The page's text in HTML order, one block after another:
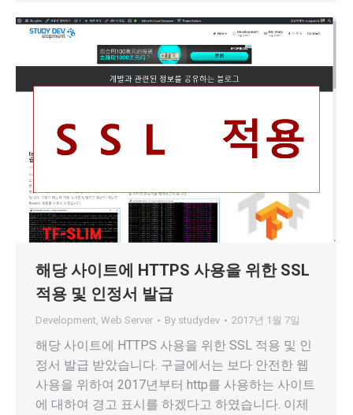
해당 사이트에 HTTPS 사용을 위한 SSL
적용 및 인정서 발급
Development Web Server By studydev 2017년 1월 7일
해당 사이트에 HTTPS 사용을 위한 SSL 적용 및 인
정서 발급 받았습니다. 구글에서는 보다 안전한 웹
사용을 위하여 2017년부터 http를 사용하는 사이트
에 대하여 경고 표시를 하겠다고 하였습니다. 이제